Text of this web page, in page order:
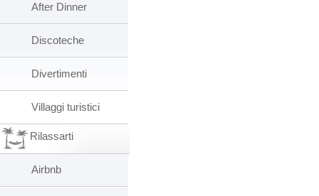
After Dinner
Discoteche
Divertimenti
Villaggi turistici
Rilassarti
Airbnb